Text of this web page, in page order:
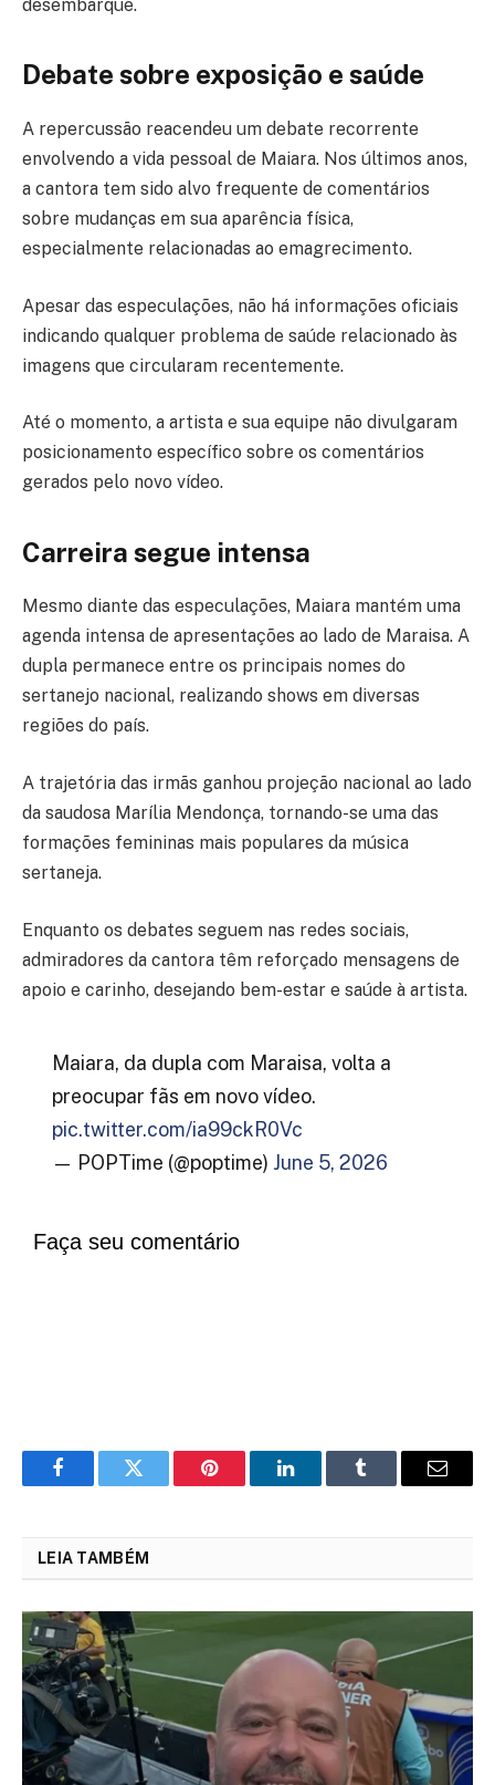
desembarque.
Debate sobre exposição e saúde
A repercussão reacendeu um debate recorrente
envolvendo a vida pessoal de Maiara. Nos últimos anos,
a cantora tem sido alvo frequente de comentários
sobre mudanças em sua aparência física,
especialmente relacionadas ao emagrecimento.
Apesar das especulações, não há informações oficiais
indicando qualquer problema de saúde relacionado às
imagens que circularam recentemente.
Até o momento, a artista e sua equipe não divulgaram
posicionamento específico sobre os comentários
gerados pelo novo vídeo.
Carreira segue intensa
Mesmo diante das especulações, Maiara mantém uma
agenda intensa de apresentações ao lado de Maraisa. A
dupla permanece entre os principais nomes do
sertanejo nacional, realizando shows em diversas
regiões do país.
A trajetória das irmãs ganhou projeção nacional ao lado
da saudosa Marília Mendonça, tornando-se uma das
formações femininas mais populares da música
sertaneja.
Enquanto os debates seguem nas redes sociais,
admiradores da cantora têm reforçado mensagens de
apoio e carinho, desejando bem-estar e saúde à artista.
Maiara, da dupla com Maraisa, volta a
preocupar fãs em novo vídeo.
pic.twitter.com/ia99ckR0Vc
— POPTime (@poptime) June 5, 2026
Faça seu comentário
FacebookTwitter Pinterest LinkedInTumblr Email
LEIA TAMBÉM